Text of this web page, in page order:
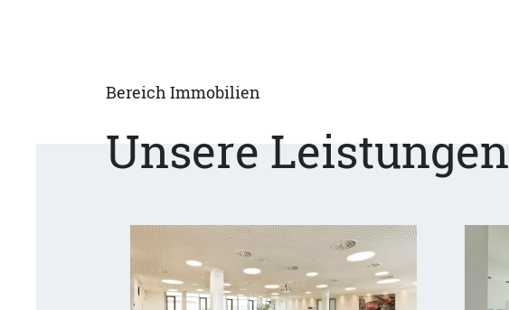
Bereich Immobilien
Unsere Leistungen